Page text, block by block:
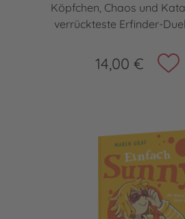
Köpfchen, Chaos und
verrückteste Erfinder-
14,00 €